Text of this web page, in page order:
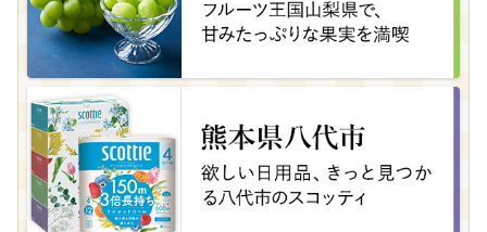
08月09日(日) 12時58分
茨城県下妻市
＜在庫追加＞ふるなび限定！R7年産 にじのきら
めき 精米10kg 10月
08月09日(日) 12時18分
北海道安平町
安平 成吉思汗 厚切 味付 ロース 700g × 2p